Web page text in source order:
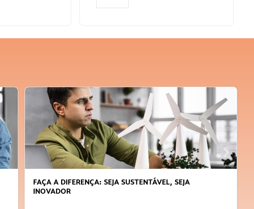
FAÇA A DIFERENÇA: SEJA SUSTENTÁVEL, SEJA
INOVADOR